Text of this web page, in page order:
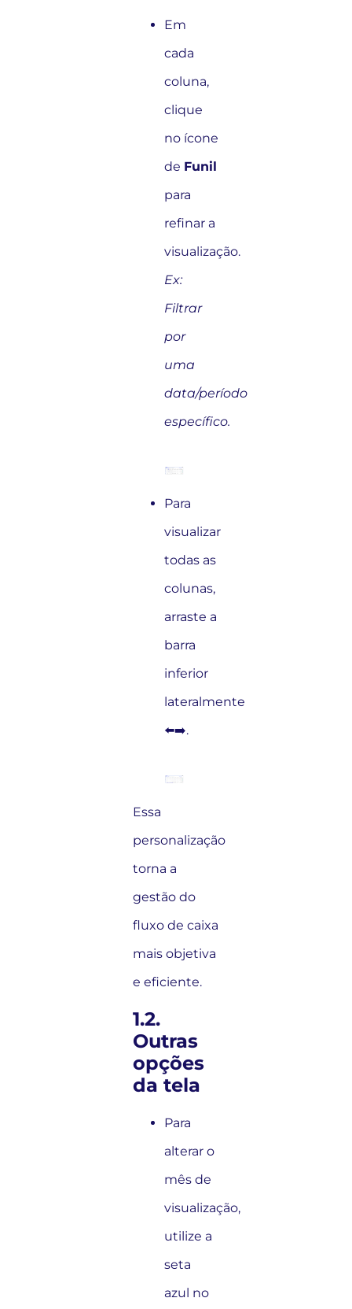
Em
cada
coluna,
clique
no ícone
de Funil
para
refinar a
visualização.
Ex:
Filtrar
por
uma
data/período
específico.
Para
visualizar
todas as
colunas,
arraste a
barra
inferior
lateralmente
⬅️➡️.
Essa
personalização
torna a
gestão do
fluxo de caixa
mais objetiva
e eficiente.
1.2.
Outras
opções
da tela
Para
alterar o
mês de
visualização,
utilize a
seta
azul no